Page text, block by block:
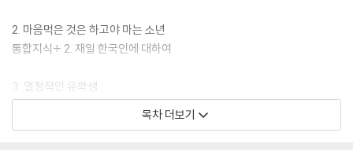
를 탐색하고 설계해 볼 수 있습니다.
2. 마음먹은 것은 하고야 마는 소년
통합지식+ 2. 재일 한국인에 대하여
3. 열정적인 유학생
통합지식+ 3. 일본에 대하여
목차 더보기